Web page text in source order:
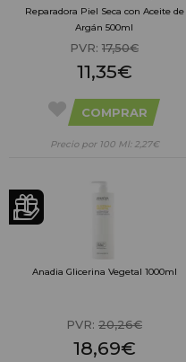
Reparadora Piel Seca con Aceite de
Argán 500ml
PVR: 17,50€
11,35€
COMPRAR
Precio por 100 Ml: 2,27€
Anadia Glicerina Vegetal 1000ml
PVR: 20,26€
18,69€